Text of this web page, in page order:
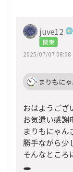
juve12
関東
2025/07/07 08:08
まりもに
おはようござ
お気遣い感謝
まりもにゃん
勝手ながら少
そんなところ
🕳️